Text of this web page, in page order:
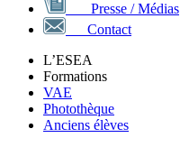
Presse / Médias
Contact
L’ESEA
Formations
VAE
Photothèque
Anciens élèves